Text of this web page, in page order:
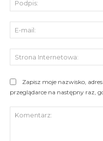
Zapisz moje nazwisko,
przeglądarce na następny raz,